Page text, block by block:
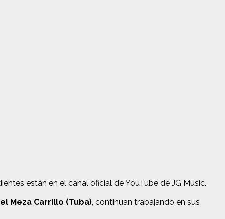
están en el canal oficial de YouTube de JG Music.
Meza Carrillo (Tuba), continúan trabajando en sus